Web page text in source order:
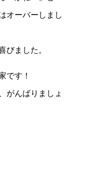
オーバーしまし
びました。
です！
がんばりましょ